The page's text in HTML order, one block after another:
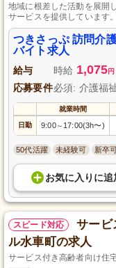
地域に根差した活動を展開
サービスを提供しています
などを通して、ご利用者さ
の方も歓迎し、必要な資格
す。シフト制で実働は4時
つきさっぷ 訪問介
バイト求人
給与 時給 1,075円
応募要件必須: 介護福
就業時間
日勤 9:00～ 17:00(3h〜)
50代活躍 未経験可 新卒
お気に入り に追
スピード対応
サービ
ル水車町の求人
サービス付き高齢者向け住